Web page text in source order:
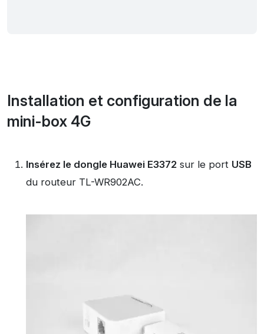
Installation et configuration de la
mini-box 4G
Insérez le dongle Huawei E3372 sur le port USB
du routeur TL-WR902AC.